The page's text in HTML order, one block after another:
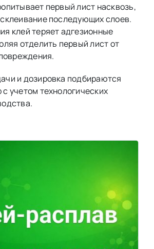
первый лист насквозь,
последующих слоев.
клей теряет адгезионные
отделить первый лист от
и дозировка подбираются
учетом технологических